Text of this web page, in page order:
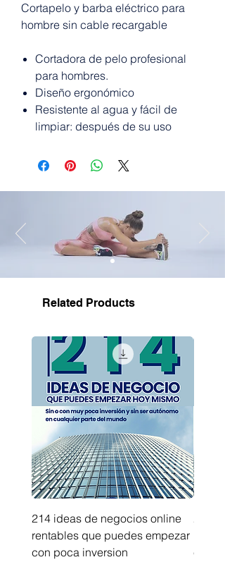
Cortapelo y barba eléctrico para
hombre sin cable recargable
Cortadora de pelo profesional
para hombres.
Diseño ergonómico
Resistente al agua y fácil de
limpiar: después de su uso
Related Products
214 ideas de negocios online
rentables que puedes empezar
con poca inversion
214